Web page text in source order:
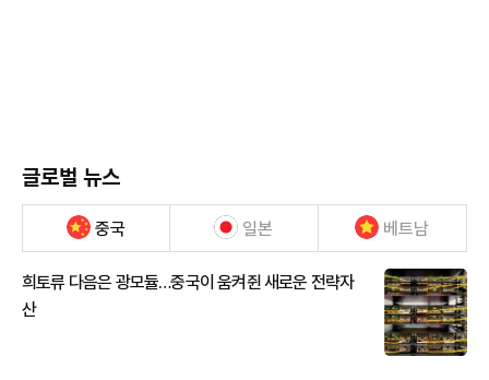
글로벌 뉴스
중국 일본 베트남
희토류 다음은 광모듈…중국이 움켜쥔 새로운 전략자
산